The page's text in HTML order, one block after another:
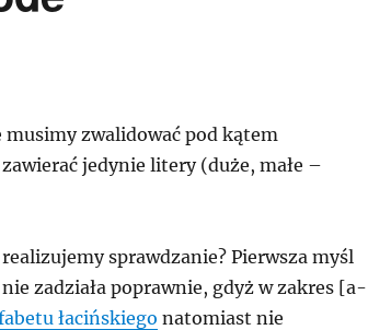
zwalidować pod kątem
jedynie litery (duże, małe –
sprawdzanie? Pierwsza myśl
zadziała poprawnie, gdyż w zakres [a-
łacińskiego natomiast nie